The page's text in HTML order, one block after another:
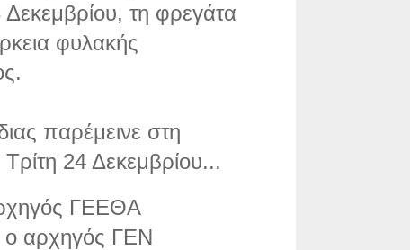
τη φρεγάτα
φυλακής
παρέμεινε στη
24 Δεκεμβρίου...
ΓΕΕΘΑ
ο αρχηγός ΓΕΝ